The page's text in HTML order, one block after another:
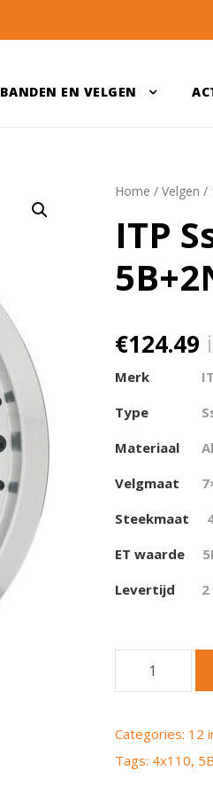
BANDEN EN VELGEN
Home /Velgen /
ITP
€124.49
Merk
Type
Materiaal
Velgmaat
Steekmaat
ET waarde
5
Levertijd
S
2
Categories: 12
Tags: 4x110,